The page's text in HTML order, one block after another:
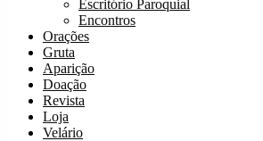
Escritório Paroquial
Encontros
Orações
Gruta
Aparição
Doação
Revista
Loja
Velário